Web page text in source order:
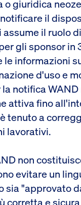
o giuridica
il
il ruolo
gli sponsor in
informazioni
d'uso e
notifica WAND
attiva fino
tenuto a
lavorativi.
non
evitare un
sia "approvato